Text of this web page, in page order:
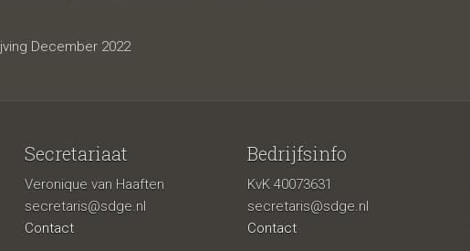
December 2022
Secretariaat
Veronique van Haaften
secretaris@sdge.nl
Contact
Bedrijfsinfo
KvK 40073631
secretaris@sdge.nl
Contact